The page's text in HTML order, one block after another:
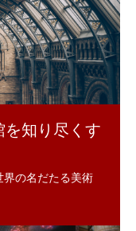
を知り尽くす